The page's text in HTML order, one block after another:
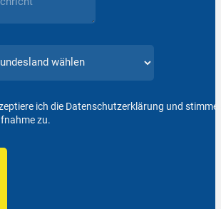
ich die Datenschutzerklärung und
zu.